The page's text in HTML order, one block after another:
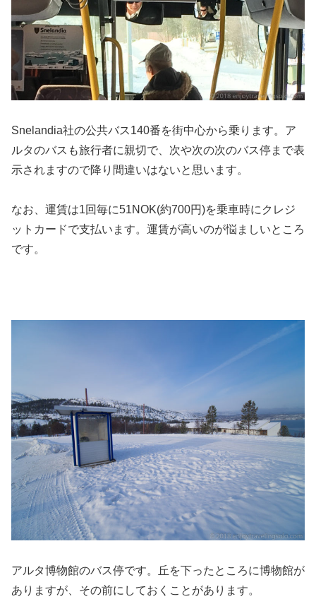
Snelandia社の公共バス140番を街中心から乗ります。ア
ルタのバスも旅行者に親切で、次や次の次のバス停まで表
示されますので降り間違いはないと思います。
なお、運賃は1回毎に51NOK(約700円)を乗車時にクレジ
ットカードで支払います。運賃が高いのが悩ましいところ
です。
アルタ博物館のバス停です。丘を下ったところに博物館が
ありますが、その前にしておくことがあります。